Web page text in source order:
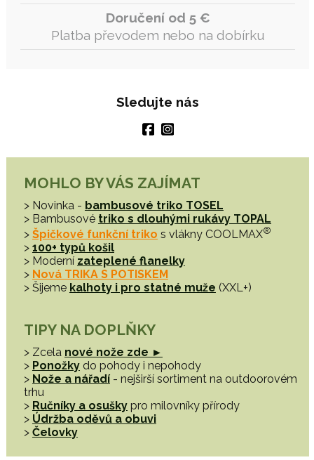
Doručení od 5 €
Platba převodem nebo na dobírku
Sledujte nás
MOHLO BY VÁS ZAJÍMAT
> Novinka - bambusové triko TOSEL
> Bambusové triko s dlouhými rukávy TOPAL
> Špičkové funkční triko s vlákny COOLMAX®
> 100+ typů košil
> Moderní zateplené flanelky
> Nová TRIKA S POTISKEM
> Šijeme kalhoty i pro statné muže (XXL+)
TIPY NA DOPLŇKY
> Zcela nové nože zde ►
> Ponožkydo pohody i nepohody
> Nože a nářadí- nejširší sortiment na outdoorovém
trhu
> Ručníky a osušky pro milovníky přírody
> Údržba oděvů a obuvi
> Čelovky